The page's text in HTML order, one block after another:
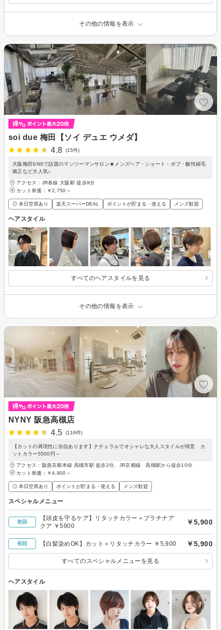
その他の情報を表示
soi due 梅田【ソイ デュエ ウメダ】
4.8
(15件)
大阪梅田SNSで話題のマンツーマンサロン★メンズヘア・ショート・ボブ・酸性縮毛
矯正など大人気♪
アクセス：JR各線 大阪駅 徒歩9分
カット単価： ￥2,750～
◎ 本日空席あり 楽天スーパーDEAL ポイントが貯まる・使える メンズ歓迎
ヘアスタイル
すべてのヘアスタイルを見る
その他の情報を表示
NYNY 阪急高槻店
4.5
(116件)
【カットの再現性に自信あります】ナチュラルでオシャレな大人スタイルが得意 カ
ットカラー5500円～
アクセス：阪急京都本線 高槻市駅 徒歩2分、JR京都線 高槻駅から徒歩10分
カット単価： ￥4,900～
◎ 本日空席あり ポイントが貯まる・使える メンズ歓迎
スペシャルメニュー
初回
【頭皮を守るケア】リタッチカラー＋プラチナア
クア ￥5900
￥5,900
初回 【白髪染めOK】カット＋リタッチカラー ￥5,900 ￥5,900
すべてのスペシャルメニューを見る
ヘアスタイル